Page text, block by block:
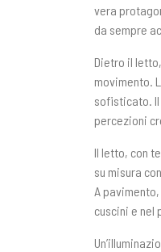
vera
da sempre
Dietro il
movimento.
sofisticato. Il
percezioni
Il letto, con
su misura
A
cuscini e nel